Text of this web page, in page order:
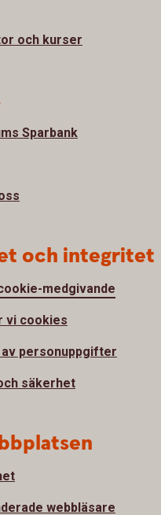
och kurser
Sparbank
och integritet
medgivande
vi cookies
av personuppgifter
säkerhet
webbläsare